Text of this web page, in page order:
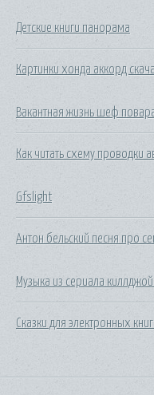
Детские книги панорама
Картинки хонда аккорд
Вакантная жизнь шеф
Как читать схему проводки
Gfslight
Антон бельский песня про
Музыка из сериала
Сказки для электронных